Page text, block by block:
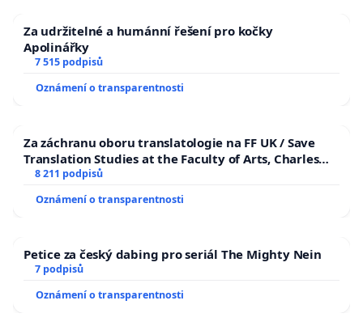
Za udržitelné a humánní řešení pro kočky
Apolinářky
7 515 podpisů
Oznámení o transparentnosti
Za záchranu oboru translatologie na FF UK / Save
Translation Studies at the Faculty of Arts, Charles
University
8 211 podpisů
Oznámení o transparentnosti
Petice za český dabing pro seriál The Mighty Nein
7 podpisů
Oznámení o transparentnosti